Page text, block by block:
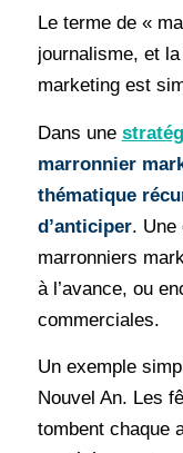
Le terme de «
journalisme, et
marketing est
Dans une
marronnier
thématique
d’anticiper. Une
marronniers
à l’avance, ou
commerciales.
Un exemple
Nouvel An. Les
tombent chaque